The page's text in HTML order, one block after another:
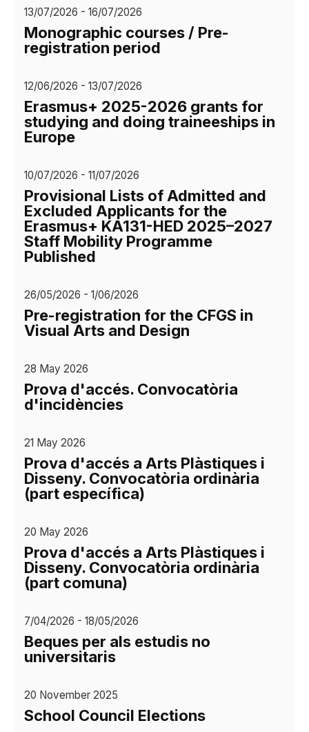
13/07/2026 - 16/07/2026
Monographic courses / Pre-
registration period
12/06/2026 - 13/07/2026
Erasmus+ 2025-2026 grants for
studying and doing traineeships in
Europe
10/07/2026 - 11/07/2026
Provisional Lists of Admitted and
Excluded Applicants for the
Erasmus+ KA131-HED 2025–2027
Staff Mobility Programme
Published
26/05/2026 - 1/06/2026
Pre-registration for the CFGS in
Visual Arts and Design
28 May 2026
Prova d'accés. Convocatòria
d'incidències
21 May 2026
Prova d'accés a Arts Plàstiques i
Disseny. Convocatòria ordinària
(part específica)
20 May 2026
Prova d'accés a Arts Plàstiques i
Disseny. Convocatòria ordinària
(part comuna)
7/04/2026 - 18/05/2026
Beques per als estudis no
universitaris
20 November 2025
School Council Elections